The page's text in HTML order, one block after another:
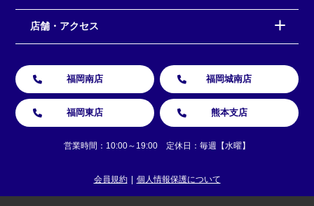
店舗・アクセス
福岡南店 福岡城南店
福岡東店 熊本支店
営業時間：10:00～19:00 定休日：毎週【水曜】
会員規約 個人情報保護について